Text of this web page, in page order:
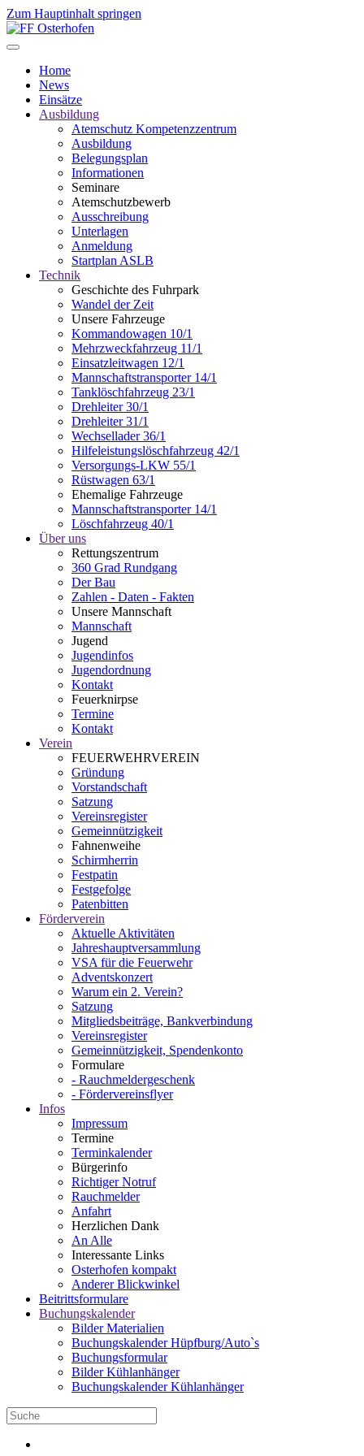
Zum Hauptinhalt springen
Home
News
Einsätze
Ausbildung
Atemschutz Kompetenzzentrum
Ausbildung
Belegungsplan
Informationen
Seminare
Atemschutzbewerb
Ausschreibung
Unterlagen
Anmeldung
Startplan ASLB
Technik
Geschichte des Fuhrpark
Wandel der Zeit
Unsere Fahrzeuge
Kommandowagen 10/1
Mehrzweckfahrzeug 11/1
Einsatzleitwagen 12/1
Mannschaftstransporter 14/1
Tanklöschfahrzeug 23/1
Drehleiter 30/1
Drehleiter 31/1
Wechsellader 36/1
Hilfeleistungslöschfahrzeug 42/1
Versorgungs-LKW 55/1
Rüstwagen 63/1
Ehemalige Fahrzeuge
Mannschaftstransporter 14/1
Löschfahrzeug 40/1
Über uns
Rettungszentrum
360 Grad Rundgang
Der Bau
Zahlen - Daten - Fakten
Unsere Mannschaft
Mannschaft
Jugend
Jugendinfos
Jugendordnung
Kontakt
Feuerknirpse
Termine
Kontakt
Verein
FEUERWEHRVEREIN
Gründung
Vorstandschaft
Satzung
Vereinsregister
Gemeinnützigkeit
Fahnenweihe
Schirmherrin
Festpatin
Festgefolge
Patenbitten
Förderverein
Aktuelle Aktivitäten
Jahreshauptversammlung
VSA für die Feuerwehr
Adventskonzert
Warum ein 2. Verein?
Satzung
Mitgliedsbeiträge, Bankverbindung
Vereinsregister
Gemeinnützigkeit, Spendenkonto
Formulare
- Rauchmeldergeschenk
- Fördervereinsflyer
Infos
Impressum
Termine
Terminkalender
Bürgerinfo
Richtiger Notruf
Rauchmelder
Anfahrt
Herzlichen Dank
An Alle
Interessante Links
Osterhofen kompakt
Anderer Blickwinkel
Beitrittsformulare
Buchungskalender
Bilder Materialien
Buchungskalender Hüpfburg/Auto`s
Buchungsformular
Bilder Kühlanhänger
Buchungskalender Kühlanhänger